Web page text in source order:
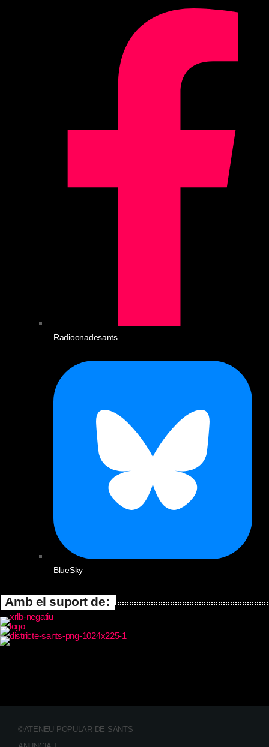
Radioonadesants
BlueSky
Amb el suport de:
©ATENEU POPULAR DE SANTS